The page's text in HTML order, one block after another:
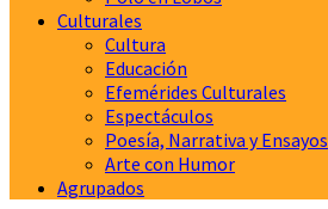
Culturales
Cultura
Educación
Efemérides Culturales
Espectáculos
Poesía, Narrativa y Ensayos
Arte con Humor
Agrupados